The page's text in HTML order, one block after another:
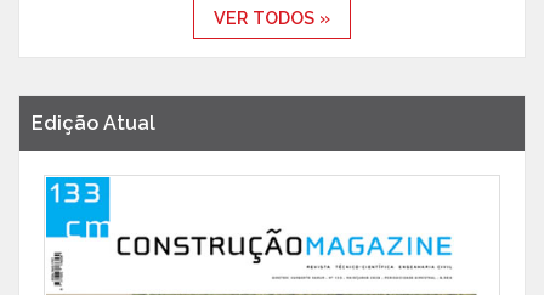
VER TODOS »
Edição Atual